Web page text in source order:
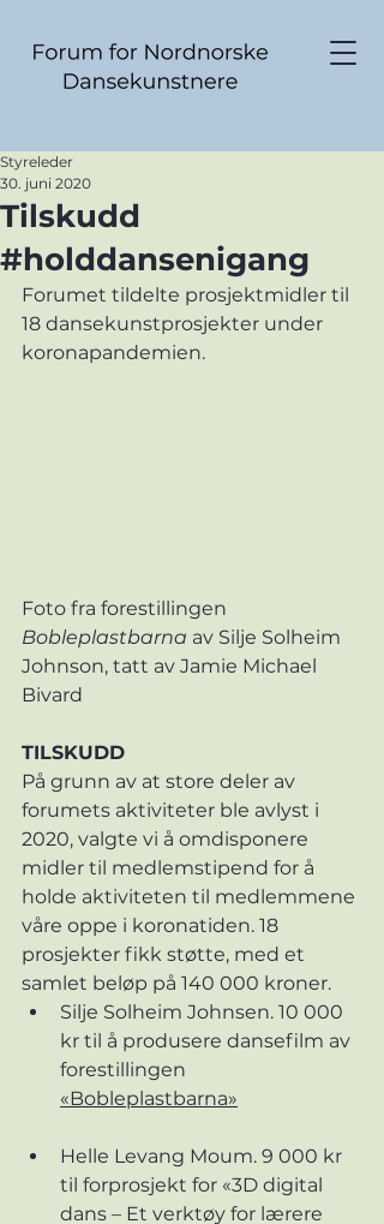
Tilskudd
#holddansenigang
Styreleder
30. juni 2020
Forumet tildelte prosjektmidler til
18 dansekunstprosjekter under
koronapandemien.
Foto fra forestillingen
Bobleplastbarna av Silje Solheim
Johnson, tatt av Jamie Michael
Bivard
TILSKUDD
På grunn av at store deler av
forumets aktiviteter ble avlyst i
2020, valgte vi å omdisponere
midler til medlemstipend for å
holde aktiviteten til medlemmene
våre oppe i koronatiden. 18
prosjekter fikk støtte, med et
samlet beløp på 140 000 kroner.
Silje Solheim Johnsen. 10 000
kr til å produsere dansefilm av
forestillingen
«Bobleplastbarna»
Helle Levang Moum. 9 000 kr
til forprosjekt for «3D digital
dans – Et verktøy for lærere